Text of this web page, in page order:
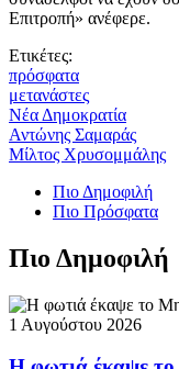
Επιτροπή» ανέφερε.
Ετικέτες:
πρόσφατα
μετανάστες
Νέα Δημοκρατία
Αντώνης Σαμαράς
Μίλτος Χρυσομμάλης
Πιο Δημοφιλή
Πιο Πρόσφατα
Πιο Δημοφιλή
1 Αυγούστου 2026